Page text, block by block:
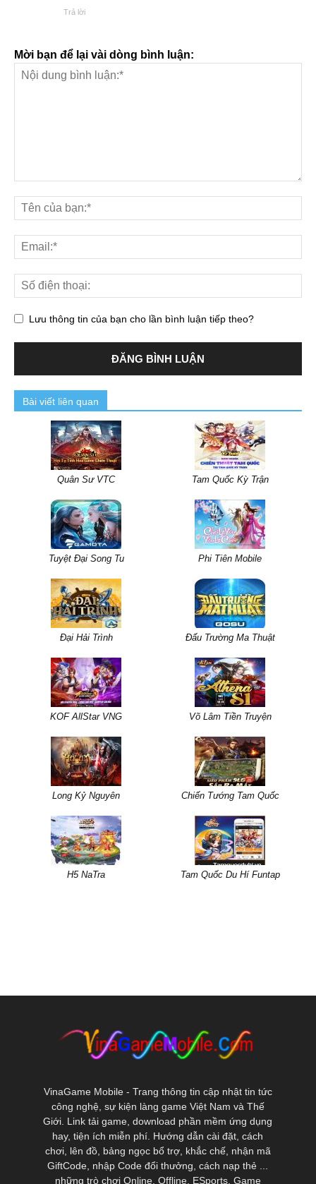
Trả lời
Mời bạn để lại vài dòng bình luận:
Lưu thông tin của bạn cho lần bình luận tiếp theo?
Bài viết liên quan
Quân Sư VTC Tam Quốc Kỳ Trận
Tuyệt Đại Song Tu Phi Tiên Mobile
Đại Hải Trình Đấu Trường Ma Thuật
KOF AllStar VNG Võ Lâm Tiền Truyện
Long Kỷ Nguyên Chiến Tướng Tam Quốc
H5 NaTra Tam Quốc Du Hí Funtap
VinaGame Mobile - Trang thông tin cập nhật tin tức
công nghệ, sự kiện làng game Việt Nam và Thế
Giới. Link tải game, download phần mềm ứng dụng
hay, tiện ích miễn phí. Hướng dẫn cài đặt, cách
chơi, lên đồ, bảng ngọc bổ trợ, khắc chế, nhận mã
GiftCode, nhập Code đổi thưởng, cách nạp thẻ ...
những trò chơi Online, Offline, ESports, Game